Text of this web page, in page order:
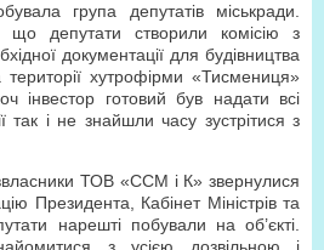
група депутатів міськради.
що депутати створили комісію з
документації для будівництва
території хутрофірми «Тисмениця»
інвестор готовий був надати всі
так і не знайшли часу зустрітися з
ТОВ «ССМ і К» звернулися
Президента, Кабінет Міністрів та
нарешті побували на об’єкті.